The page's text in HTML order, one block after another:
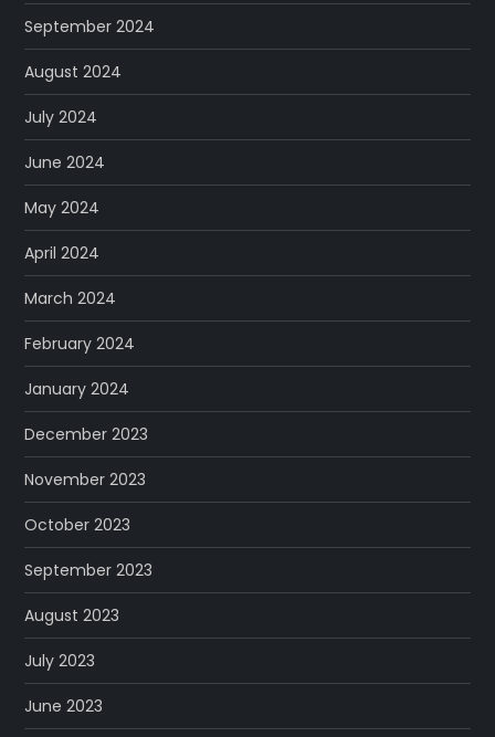
September 2024
August 2024
July 2024
June 2024
May 2024
April 2024
March 2024
February 2024
January 2024
December 2023
November 2023
October 2023
September 2023
August 2023
July 2023
June 2023